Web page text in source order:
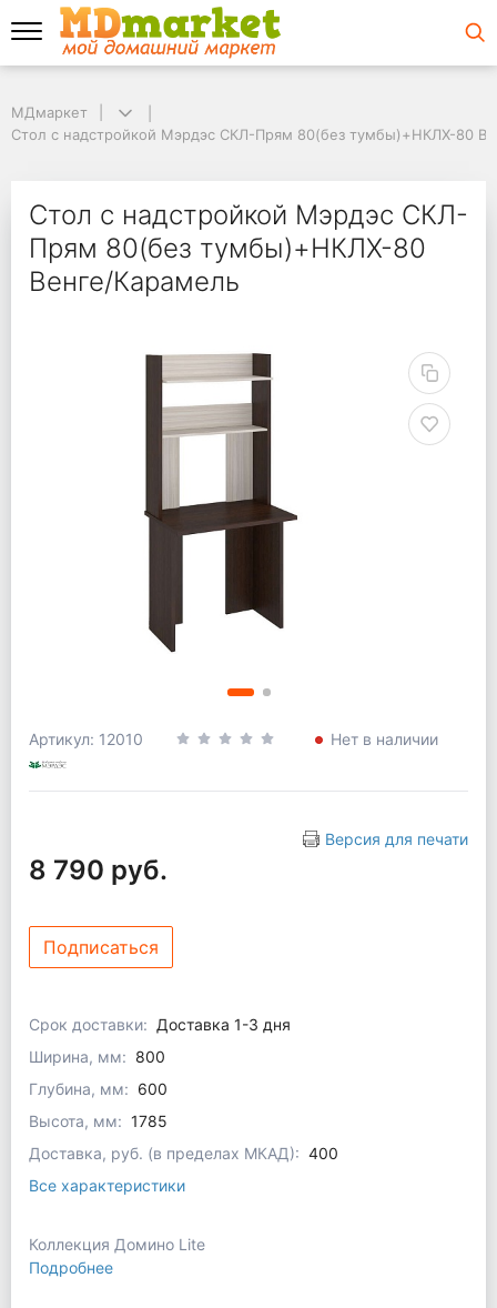
Стол с надстройкой Мэрдэс СКЛ-Прям 80(без тумбы)+НКЛХ-80
Стол с
МДмаркет
Стол с надстройкой Мэрдэс СКЛ-Прям 80(без тумбы)+НКЛХ-80
Стол с надстройкой Мэрдэс СКЛ-
Прям 80(без тумбы)+НКЛХ-80
Венге/Карамель
Артикул: 12010 Нет в наличии
Версия для печати
8 790 руб.
Подписаться
Срок доставки: Доставка 1-3 дня
Ширина, мм: 800
Глубина, мм: 600
Высота, мм: 1785
Доставка, руб. (в пределах МКАД): 400
Все характеристики
Коллекция Домино Lite
Подробнее